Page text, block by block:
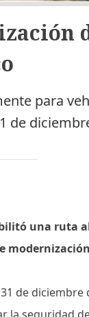
para
de
una ruta
de diciembre